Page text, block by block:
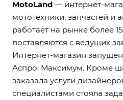
MotoLand — интернет-
мототехники, запчастей и
работает на рынке более
поставляются с ведущих
Интернет-магазин
Аспро: Максимум. Кроме
заказала услуги
специалистами стояла